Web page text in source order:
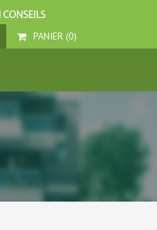
PANIER (0)